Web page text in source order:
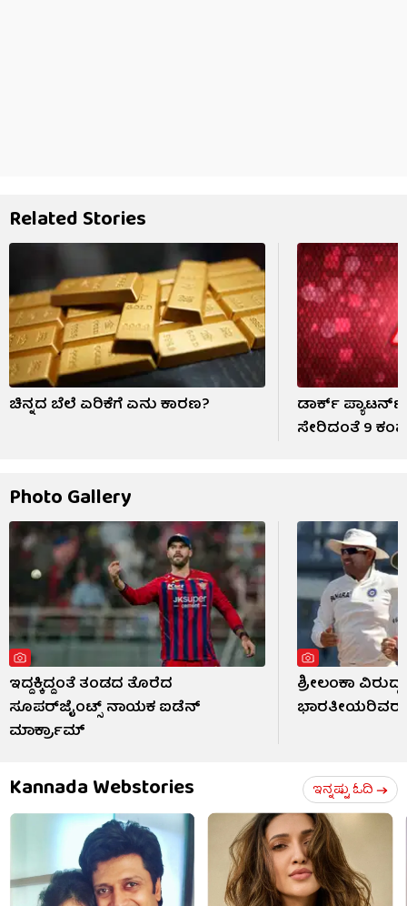
Related Stories
ಚಿನ್ನದ ಬೆಲೆ ಏರಿಕೆಗೆ ಏನು ಕಾರಣ?
ಡಾರ್ಕ್
ಸೇರಿದಂತೆ 9
Photo Gallery
ಇದ್ದಕ್ಕಿದ್ದಂತೆ ತಂಡದ ತೊರೆದ
ಸೂಪರ್‌ಜೈಂಟ್ಸ್ ನಾಯಕ ಐಡೆನ್
ಮಾರ್ಕ್ರಾಮ್
ಶ್ರೀಲಂಕಾ
ಭಾರತೀಯರಿವರು
Kannada Webstories ಇನ್ನಷ್ಟು ಓದಿ